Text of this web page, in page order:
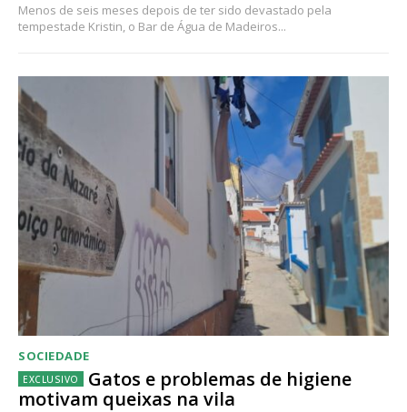
Menos de seis meses depois de ter sido devastado pela
tempestade Kristin, o Bar de Água de Madeiros...
SOCIEDADE
Gatos e problemas de higiene
motivam queixas na vila